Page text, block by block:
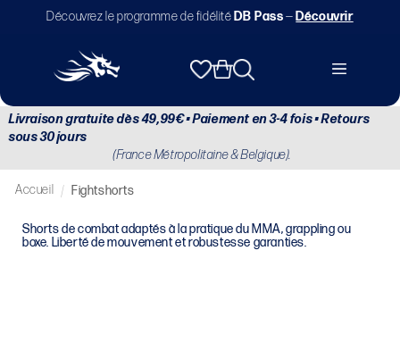
passer
Découvrez le programme de fidélité DB Pass— Découvrir
Panier
Livraison gratuite dès 49,99€ • Paiement en 3-4 fois • Retours
sous 30 jours
(France Métropolitaine & Belgique).
Accueil / Fightshorts
Shorts de combat adaptés à la pratique du MMA, grappling ou
boxe. Liberté de mouvement et robustesse garanties.